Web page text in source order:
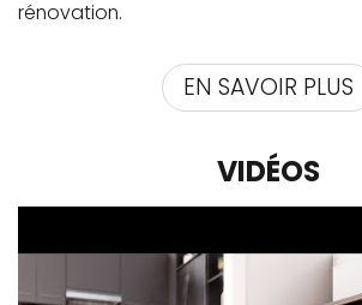
rénovation.
EN SAVOIR PLUS
VIDÉOS